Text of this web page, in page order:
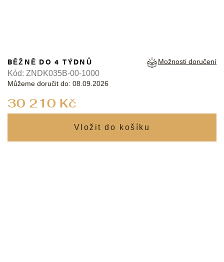
30 210 Kč
BĚŽNĚ DO 4 TÝDNŮ
Můžeme doručit do: 08.09.2026
Možnosti doručení
Kód: ZNDK035B-00-1000